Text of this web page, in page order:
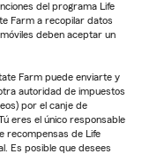
del programa Life
Farm a recopilar datos
deben aceptar un
Farm puede enviarte y
autoridad de impuestos
por el canje de
eres el único responsable
recompensas de Life
Es posible que desees